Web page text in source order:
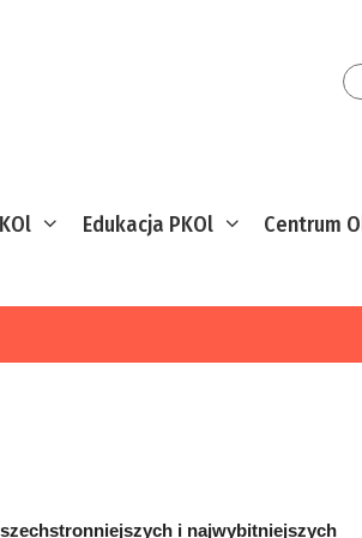
Edukacja PKOl Centrum
i najwybitniejszych